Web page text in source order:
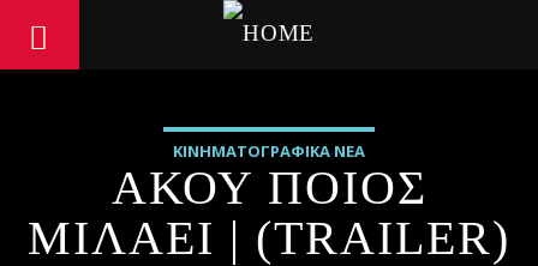
ΚΙΝΗΜΑΤΟΓΡΑΦΙΚΑ ΝΕΑ
ΑΚΟΥ ΠΟΙΟΣ
ΜΙΛΑΕΙ | (TRAILER)